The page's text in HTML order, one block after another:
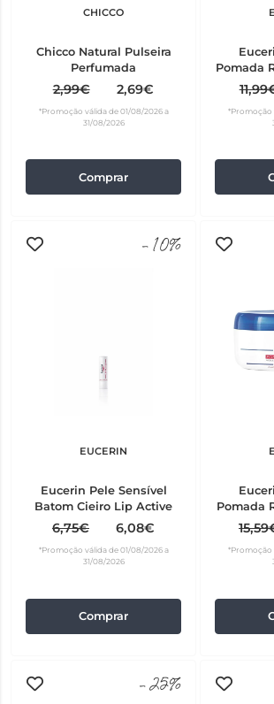
CHICCO
Chicco Natural Pulseira
Perfumada
2,99€ 2,69€
*Promoção válida de 01/08/2026 a
31/08/2026
Comprar
Pomada
*Promoção
-10%
EUCERIN
Eucerin Pele Sensível
Batom Cieiro Lip Active
6,75€ 6,08€
*Promoção válida de 01/08/2026 a
31/08/2026
Comprar
Pomada
*Promoção
-25%